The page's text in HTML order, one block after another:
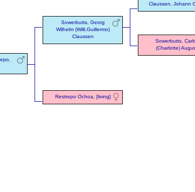
Sowerbutts, Georg
Wilhelm (Willi,Guillermo)
Claussen
Claussen, Johann
Sowerbutts,
(Charlotte)
Restrepo Ochoa, [living]